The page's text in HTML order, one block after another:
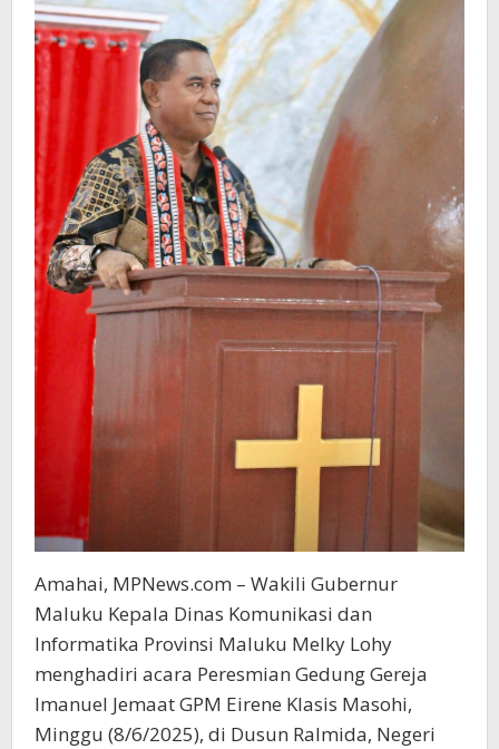
Amahai, MPNews.com – Wakili Gubernur
Maluku Kepala Dinas Komunikasi dan
Informatika Provinsi Maluku Melky Lohy
menghadiri acara Peresmian Gedung Gereja
Imanuel Jemaat GPM Eirene Klasis Masohi,
Minggu (8/6/2025), di Dusun Ralmida, Negeri